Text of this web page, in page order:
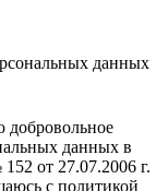
данных
данных в
от 27.07.2006 г.
с политикой